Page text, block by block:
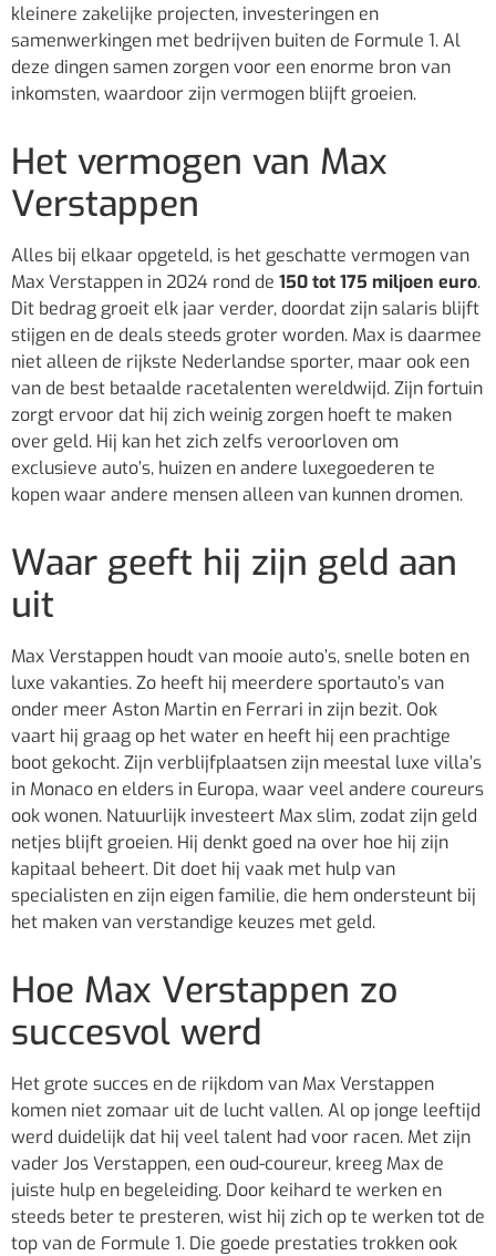
kleinere zakelijke projecten, investeringen en
samenwerkingen met bedrijven buiten de Formule 1. Al
deze dingen samen zorgen voor een enorme bron van
inkomsten, waardoor zijn vermogen blijft groeien.
Het vermogen van Max
Verstappen
Alles bij elkaar opgeteld, is het geschatte vermogen van
Max Verstappen in 2024 rond de 150 tot 175 miljoen euro.
Dit bedrag groeit elk jaar verder, doordat zijn salaris blijft
stijgen en de deals steeds groter worden. Max is daarmee
niet alleen de rijkste Nederlandse sporter, maar ook een
van de best betaalde racetalenten wereldwijd. Zijn fortuin
zorgt ervoor dat hij zich weinig zorgen hoeft te maken
over geld. Hij kan het zich zelfs veroorloven om
exclusieve auto’s, huizen en andere luxegoederen te
kopen waar andere mensen alleen van kunnen dromen.
Waar geeft hij zijn geld aan
uit
Max Verstappen houdt van mooie auto’s, snelle boten en
luxe vakanties. Zo heeft hij meerdere sportauto’s van
onder meer Aston Martin en Ferrari in zijn bezit. Ook
vaart hij graag op het water en heeft hij een prachtige
boot gekocht. Zijn verblijfplaatsen zijn meestal luxe villa’s
in Monaco en elders in Europa, waar veel andere coureurs
ook wonen. Natuurlijk investeert Max slim, zodat zijn geld
netjes blijft groeien. Hij denkt goed na over hoe hij zijn
kapitaal beheert. Dit doet hij vaak met hulp van
specialisten en zijn eigen familie, die hem ondersteunt bij
het maken van verstandige keuzes met geld.
Hoe Max Verstappen zo
succesvol werd
Het grote succes en de rijkdom van Max Verstappen
komen niet zomaar uit de lucht vallen. Al op jonge leeftijd
werd duidelijk dat hij veel talent had voor racen. Met zijn
vader Jos Verstappen, een oud-coureur, kreeg Max de
juiste hulp en begeleiding. Door keihard te werken en
steeds beter te presteren, wist hij zich op te werken tot de
top van de Formule 1. Die goede prestaties trokken ook